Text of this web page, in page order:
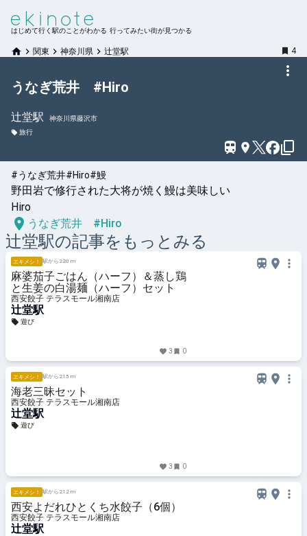
はじめて行く駅のことがわかる 行ってみたい街が見つかる
関東 神奈川県 辻堂駅 4
うなぎ荒井 #Hiro
辻堂駅
神奈川県藤沢市
旅行
#うなぎ荒井#Hiro#鰻
野田岩で修行された大将が焼く鰻は美味しい
Hiro
うなぎ荒井 #Hiro
辻堂駅の記事をもっとみる
エキメシ！ 駅から220 m
麻婆茄子ごはん（ハーフ）＆蒸し鶏
と生姜の白湯麺（ハーフ）セット
西安餃子 テラスモール湘南店
辻堂駅
遊び
3 0
エキメシ！ 駅から215 m
海老三昧セット
西安餃子 テラスモール湘南店
辻堂駅
遊び
3 0
エキメシ！ 駅から212 m
西安よだれひとくち水餃子（6個）
西安餃子 テラスモール湘南店
辻堂駅